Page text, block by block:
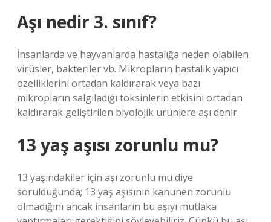
Aşı nedir 3. sınıf?
İnsanlarda ve hayvanlarda hastalığa neden olabilen
virüsler, bakteriler vb. Mikropların hastalık yapıcı
özelliklerini ortadan kaldırarak veya bazı
mikropların salgıladığı toksinlerin etkisini ortadan
kaldırarak geliştirilen biyolojik ürünlere aşı denir.
13 yaş aşısı zorunlu mu?
13 yaşındakiler için aşı zorunlu mu diye
sorulduğunda; 13 yaş aşısının kanunen zorunlu
olmadığını ancak insanların bu aşıyı mutlaka